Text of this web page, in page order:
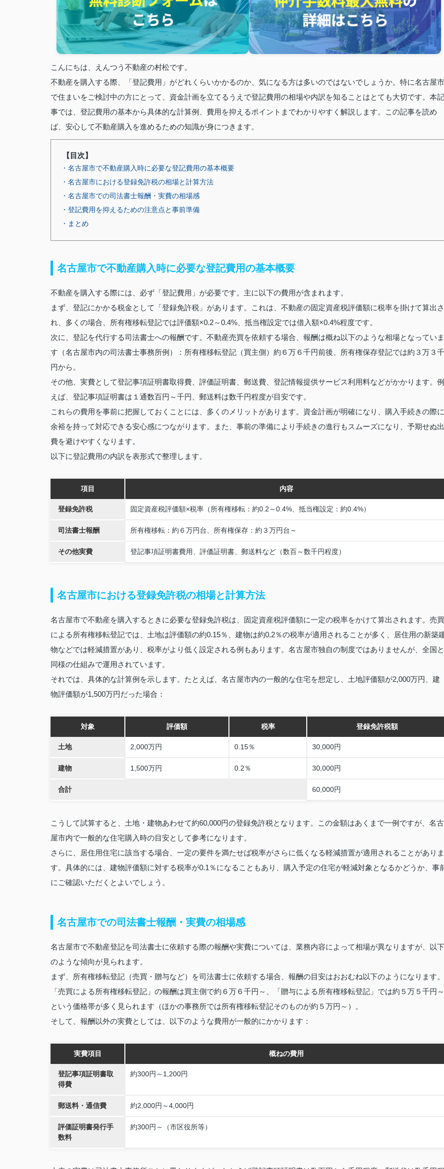
こんにちは、えんつう不動産の村松です。
不動産を購入する際、「登記費用」がどれくらいかかるのか、気になる方は多いのではないでしょうか。特に名古屋市
で住まいをご検討中の方にとって、資金計画を立てるうえで登記費用の相場や内訳を知ることはとても大切です。本記
事では、登記費用の基本から具体的な計算例、費用を抑えるポイントまでわかりやすく解説します。この記事を読め
ば、安心して不動産購入を進めるための知識が身につきます。
【目次】
・名古屋市で不動産購入時に必要な登記費用の基本概要
・名古屋市における登録免許税の相場と計算方法
・名古屋市での司法書士報酬・実費の相場感
・登記費用を抑えるための注意点と事前準備
・まとめ
名古屋市で不動産購入時に必要な登記費用の基本概要
不動産を購入する際には、必ず「登記費用」が必要です。主に以下の費用が含まれます。
まず、登記にかかる税金として「登録免許税」があります。これは、不動産の固定資産税評価額に税率を掛けて算出さ
れ、多くの場合、所有権移転登記では評価額×0.2～0.4%、抵当権設定では借入額×0.4%程度です。
次に、登記を代行する司法書士への報酬です。不動産売買を依頼する場合、報酬は概ね以下のような相場となっていま
す（名古屋市内の司法書士事務所例）：所有権移転登記（買主側）約６万６千円前後、所有権保存登記では約３万３千
円から。
その他、実費として登記事項証明書取得費、評価証明書、郵送費、登記情報提供サービス利用料などがかかります。例
えば、登記事項証明書は１通数百円～千円、郵送料は数千円程度が目安です。
これらの費用を事前に把握しておくことには、多くのメリットがあります。資金計画が明確になり、購入手続きの際に
余裕を持って対応できる安心感につながります。また、事前の準備により手続きの進行もスムーズになり、予期せぬ出
費を避けやすくなります。
以下に登記費用の内訳を表形式で整理します。
項目 内容
登録免許税 固定資産税評価額×税率（所有権移転：約0.2～0.4%、抵当権設定：約0.4%）
司法書士報酬 所有権移転：約６万円台、所有権保存：約３万円台～
その他実費 登記事項証明書費用、評価証明書、郵送料など（数百～数千円程度）
名古屋市における登録免許税の相場と計算方法
名古屋市で不動産を購入するときに必要な登録免許税は、固定資産税評価額に一定の税率をかけて算出されます。売買
による所有権移転登記では、土地は評価額の約0.15％、建物は約0.2％の税率が適用されることが多く、居住用の新築
物などでは軽減措置があり、税率がより低く設定される例もあります。名古屋市独自の制度ではありませんが、全国と
同様の仕組みで運用されています。
それでは、具体的な計算例を示します。たとえば、名古屋市内の一般的な住宅を想定し、土地評価額が2,000万円、建
物評価額が1,500万円だった場合：
対象 評価額 税率 登録免許税額
土地 2,000万円 0.15％ 30,000円
建物 1,500万円 0.2％ 30,000円
合計 60,000円
こうして試算すると、土地・建物あわせて約60,000円の登録免許税となります。この金額はあくまで一例ですが、名古
屋市内で一般的な住宅購入時の目安として参考になります。
さらに、居住用住宅に該当する場合、一定の要件を満たせば税率がさらに低くなる軽減措置が適用されることがありま
す。具体的には、建物評価額に対する税率が0.1％になることもあり、購入予定の住宅が軽減対象となるかどうか、事
にご確認いただくとよいでしょう。
名古屋市での司法書士報酬・実費の相場感
名古屋市で不動産登記を司法書士に依頼する際の報酬や実費については、業務内容によって相場が異なりますが、以下
のような傾向が見られます。
まず、所有権移転登記（売買・贈与など）を司法書士に依頼する場合、報酬の目安はおおむね以下のようになります。
「売買による所有権移転登記」の報酬は買主側で約６万６千円～、「贈与による所有権移転登記」では約５万５千円～
という価格帯が多く見られます（ほかの事務所では所有権移転登記そのものが約５万円～）。
そして、報酬以外の実費としては、以下のような費用が一般的にかかります：
実費項目 概ねの費用
登記事項証明書取
得費
約300円～1,200円
郵送料・通信費 約2,000円～4,000円
評価証明書発行手
数料
約300円～（市区役所等）